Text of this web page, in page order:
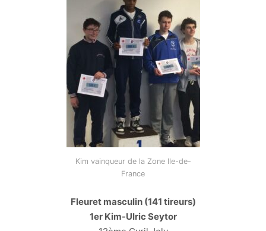
Kim vainqueur de la Zone Ile-de-
France
Fleuret masculin (141 tireurs)
1er Kim-Ulric Seytor